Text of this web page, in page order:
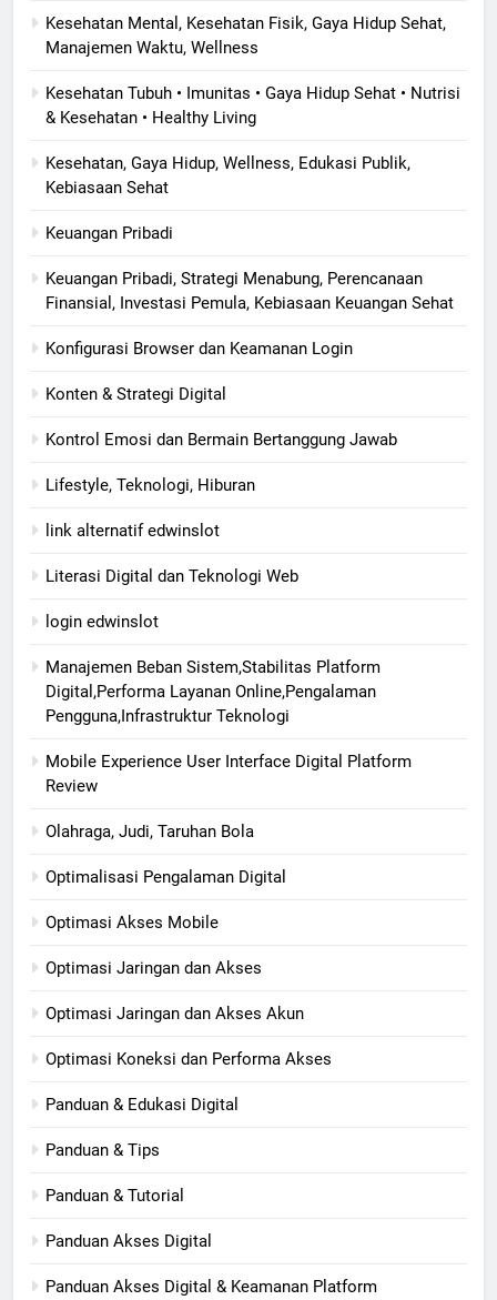
Kesehatan Mental, Kesehatan Fisik, Gaya Hidup Sehat,
Manajemen Waktu, Wellness
Kesehatan Tubuh • Imunitas • Gaya Hidup Sehat • Nutrisi
& Kesehatan • Healthy Living
Kesehatan, Gaya Hidup, Wellness, Edukasi Publik,
Kebiasaan Sehat
Keuangan Pribadi
Keuangan Pribadi, Strategi Menabung, Perencanaan
Finansial, Investasi Pemula, Kebiasaan Keuangan Sehat
Konfigurasi Browser dan Keamanan Login
Konten & Strategi Digital
Kontrol Emosi dan Bermain Bertanggung Jawab
Lifestyle, Teknologi, Hiburan
link alternatif edwinslot
Literasi Digital dan Teknologi Web
login edwinslot
Manajemen Beban Sistem,Stabilitas Platform
Digital,Performa Layanan Online,Pengalaman
Pengguna,Infrastruktur Teknologi
Mobile Experience User Interface Digital Platform
Review
Olahraga, Judi, Taruhan Bola
Optimalisasi Pengalaman Digital
Optimasi Akses Mobile
Optimasi Jaringan dan Akses
Optimasi Jaringan dan Akses Akun
Optimasi Koneksi dan Performa Akses
Panduan & Edukasi Digital
Panduan & Tips
Panduan & Tutorial
Panduan Akses Digital
Panduan Akses Digital & Keamanan Platform